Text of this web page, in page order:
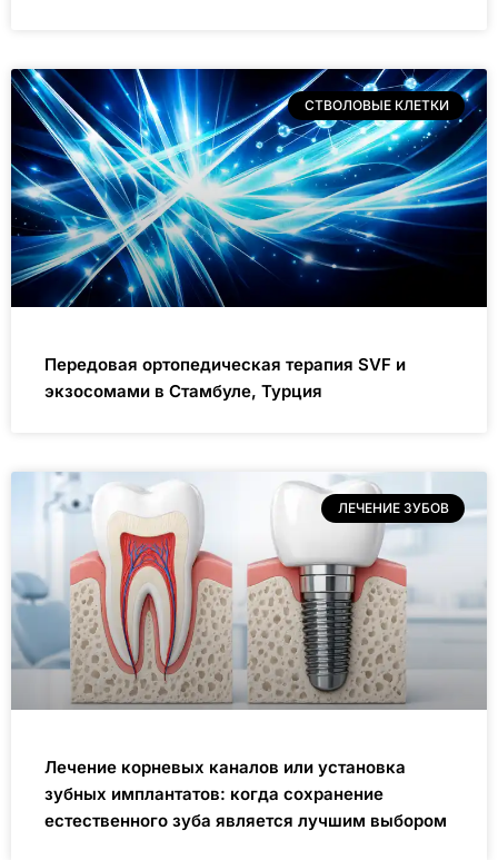
СТВОЛОВЫЕ КЛЕТКИ
Передовая ортопедическая терапия SVF и
экзосомами в Стамбуле, Турция
ЛЕЧЕНИЕ ЗУБОВ
Лечение корневых каналов или установка
зубных имплантатов: когда сохранение
естественного зуба является лучшим выбором